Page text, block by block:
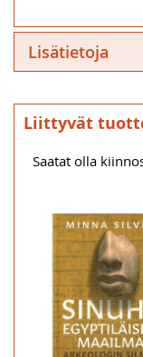
Lisätietoja
Liittyvät
Saatat olla